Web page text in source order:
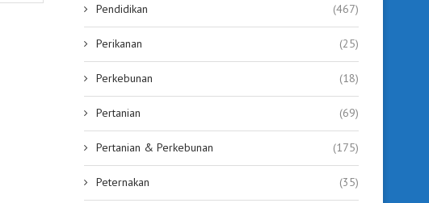
Pendidikan (467)
Perikanan (25)
Perkebunan (18)
Pertanian (69)
Pertanian & Perkebunan (175)
Peternakan (35)